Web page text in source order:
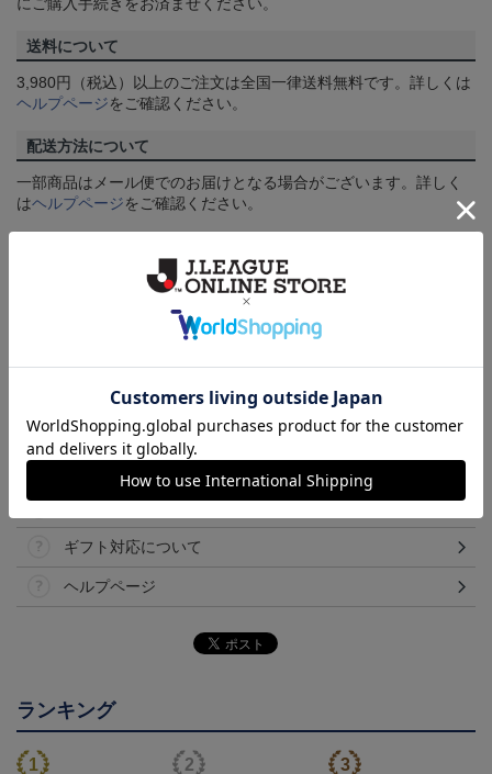
送料について
3,980円（税込）以上のご注文は全国一律送料無料です。詳しくは
ヘルプページをご確認ください。
配送方法について
一部商品はメール便でのお届けとなる場合がございます。詳しく
はヘルプページをご確認ください。
【カラーについて】
商品画像は、お使いのパソコンのモニターおよびスマートフォン
のメーカー・機種・画面設定等により、実際の商品の色と異なっ
て見える場合がございます。あらかじめご了承ください。
取り扱い商品によっては、パッケージやデザインなどの仕様が予
告なく変更になることがございます。
ギフト対応について
ヘルプページ
ランキング